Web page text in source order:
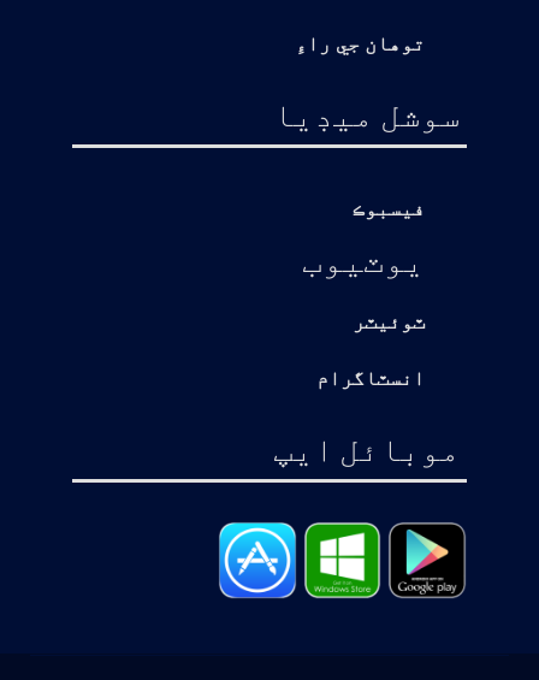
توهان جي راءِ
سوشل ميڊيا
فيسبوڪ
يوٽيوب
ٽوئيٽر
انسٽاگرام
موبائل ايپ